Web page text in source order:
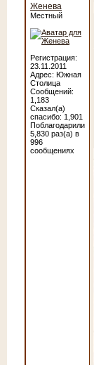
Женева
Местный
Регистрация:
23.11.2011
Адрес: Южная
Столица
Сообщений:
1,183
Сказал(а)
спасибо: 1,901
Поблагодарили
5,830 раз(а) в
996
сообщениях